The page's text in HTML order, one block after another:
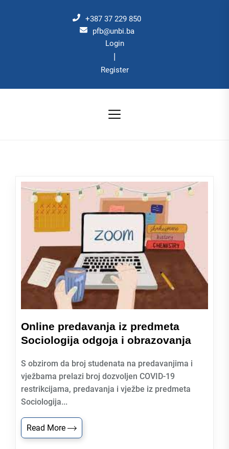
+387 37 229 850
pfb@unbi.ba
Login
|
Register
Online predavanja iz predmeta
Sociologija odgoja i obrazovanja
S obzirom da broj studenata na predavanjima i
vježbama prelazi broj dozvoljen COVID-19
restrikcijama, predavanja i vježbe iz predmeta
Sociologija...
Read More